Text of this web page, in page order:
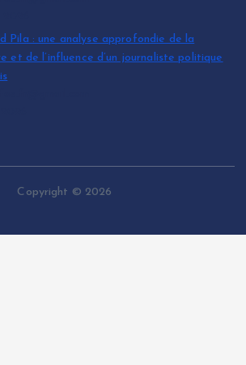
Pila : une analyse approfondie de la
et de l’influence d’un journaliste politique
Copyright © 2026